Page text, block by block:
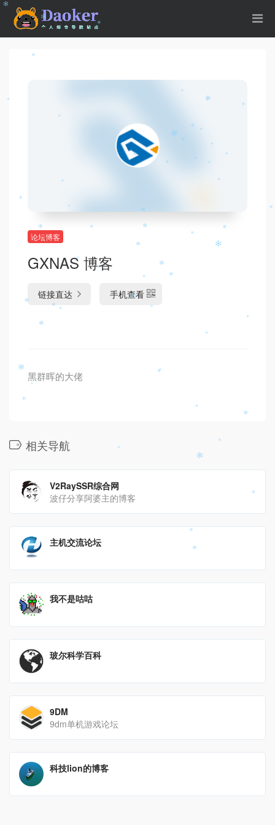
论坛博客
GXNAS 博客
链接直达 手机查看
黑群晖的大佬
相关导航
V2RaySSR综合网
波仔分享阿婆主的博客
主机交流论坛
我不是咕咕
玻尔科学百科
9DM
9dm单机游戏论坛
科技lion的博客